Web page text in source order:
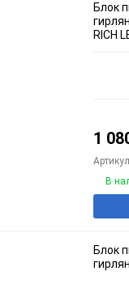
Блок
RICH
1
В
Блок